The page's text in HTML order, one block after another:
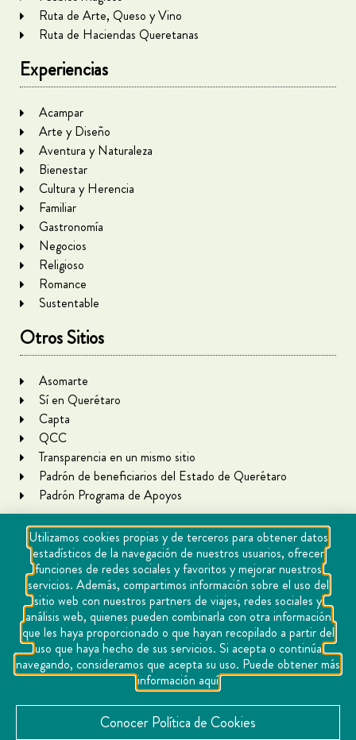
Ruta de Arte, Queso y Vino
Ruta de Haciendas Queretanas
Experiencias
Acampar
Arte y Diseño
Aventura y Naturaleza
Bienestar
Cultura y Herencia
Familiar
Gastronomía
Negocios
Religioso
Romance
Sustentable
Otros Sitios
Asomarte
Sí en Querétaro
Capta
QCC
Transparencia en un mismo sitio
Padrón de beneficiarios del Estado de Querétaro
Padrón Programa de Apoyos
Copyright Querétaro Travel 2021 | v 1.1
Cookies
Aviso de privacidad
Directorio
Contacto
Utilizamos cookies propias y de terceros para obtener datos
estadísticos de la navegación de nuestros usuarios, ofrecer
funciones de redes sociales y favoritos y mejorar nuestros
servicios. Además, compartimos información sobre el uso del
sitio web con nuestros partners de viajes, redes sociales y
análisis web, quienes pueden combinarla con otra información
que les haya proporcionado o que hayan recopilado a partir del
uso que haya hecho de sus servicios. Si acepta o continúa
navegando, consideramos que acepta su uso. Puede obtener más
información aquí
Conocer Política de Cookies